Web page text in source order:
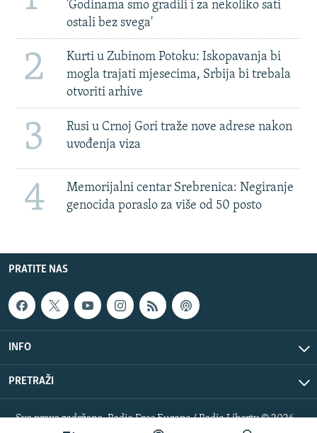
'Godinama smo gradili i za nekoliko sati
ostali bez svega'
2
Kurti u Zubinom Potoku: Iskopavanja bi
mogla trajati mjesecima, Srbija bi trebala
otvoriti arhive
3
Rusi u Crnoj Gori traže nove adrese nakon
uvođenja viza
4
Memorijalni centar Srebrenica: Negiranje
genocida poraslo za više od 50 posto
PRATITE NAS
INFO
PRETRAŽI
Sva prava zadržana. Radio Free Europe / Radio Liberty © 2026